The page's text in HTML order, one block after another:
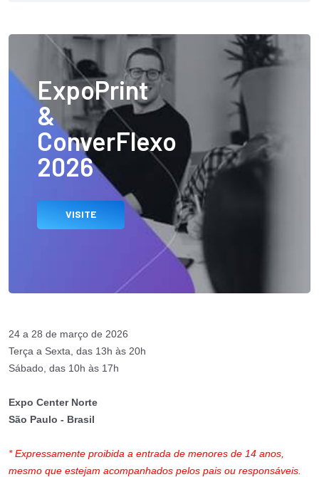
ExpoPrint
&
ConverFlexo
2026
VISITE
24 a 28 de março de 2026
Terça a Sexta, das 13h às 20h
Sábado, das 10h às 17h
Expo Center Norte
São Paulo - Brasil
* Expressamente proibida a entrada de menores de 14 anos,
mesmo que estejam acompanhados pelos pais ou responsáveis.